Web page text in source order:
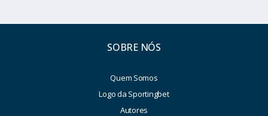
SOBRE NÓS
Quem Somos
Logo da Sportingbet
Autores